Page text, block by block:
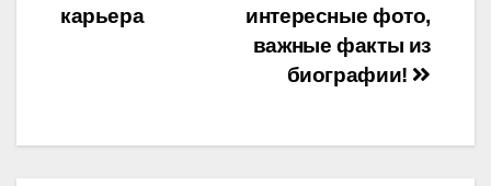
интересные фото,
важные факты из
биографии!
карьера